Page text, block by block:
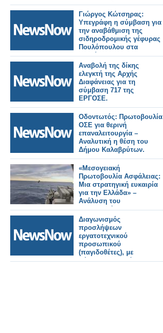
Γιώργος Κώτσηρας:
Υπεγράφη η σύμβαση για
την αναβάθμιση της
σιδηροδρομικής γέφυρας
Πουλόπουλου στα
Πετράλωνα.
Αναβολή της δίκης
ελεγκτή της Αρχής
Διαφάνειας για τη
σύμβαση 717 της
ΕΡΓΟΣΕ.
Οδοντωτός: Πρωτοβουλία
ΟΣΕ για θερινή
επαναλειτουργία –
Αναλυτική η θέση του
Δήμου Καλαβρύτων.
«Μεσογειακή
Πρωτοβουλία Ασφάλειας:
Μια στρατηγική ευκαιρία
για την Ελλάδα» –
Ανάλυση του
Κωνσταντίνου
Μπαλωμένου
Διαγωνισμός
προσλήψεων
εργατοτεχνικού
προσωπικού
(παγιδοθέτες), με
σύμβαση εργασίας